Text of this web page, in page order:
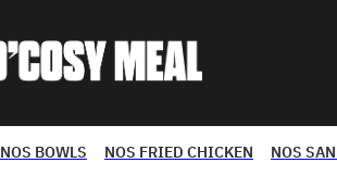
NOS BOWLS NOS FRIED CHICKEN NOS